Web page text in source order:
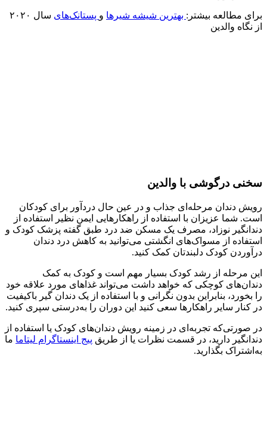
برای مطالعه بیشتر: بهترین شیشه شیرها و پستانک‌های
سال ۲۰۲۰
از نگاه والدین
سخنی درگوشی با والدین
رویش دندان مرحله‌ای جذاب و در عین حال دردآور برای کودکان
است. شما عزیزان با استفاده از راهکارهایی ایمن نظیر استفاده از
دندانگیر نوزاد، مصرف یک مسکن ضد درد طبق گفته پزشک کودک و
استفاده از مسواک‌های انگشتی می‌توانید به کاهش درد دندان
درآوردن کودک دلبندتان کمک کنید.
این مرحله از رشد کودک بسیار مهم است و کودک به کمک
دندان‌های کوچکی که خواهد داشت می‌تواند غذاهای مورد علاقه خود
را بخورد، بنابراین بدون نگرانی و با استفاده از یک دندان گیر باکیفیت
در کنار سایر راهکارها سعی کنید این دوران را به‌درستی سپری کنید.
در صورتی‌که تجربه‌ای در زمینه رویش دندان‌های کودک یا استفاده از
دندانگیر دارید، در قسمت نظرات یا از طریق پیج اینستاگرام لیتاما ما
به‌اشتراک بگذارید.